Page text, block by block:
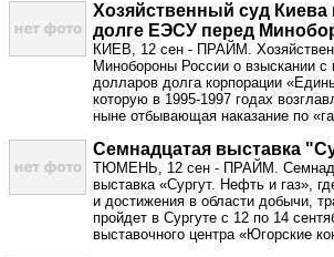
Хозяйственный суд
долге ЕЭСУ перед
КИЕВ, 12 сен - ПРАЙМ.
Минобороны России о взыскании
долларов долга корпорации
которую в 1995-1997 годах
ныне отбывающая наказание по
Семнадцатая выставка
ТЮМЕНЬ, 12 сен - ПРАЙМ.
выставка «Сургут. Нефть и газ»,
и достижения в области добычи,
пройдет в Сургуте с 12 по 14
выставочного центра «Югорские